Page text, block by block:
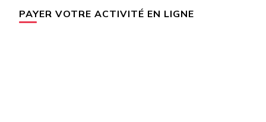
PAYER VOTRE ACTIVITÉ EN LIGNE